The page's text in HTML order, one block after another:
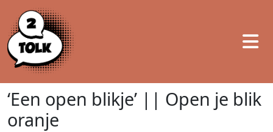
‘Een open blikje’ || Open je blik
oranje